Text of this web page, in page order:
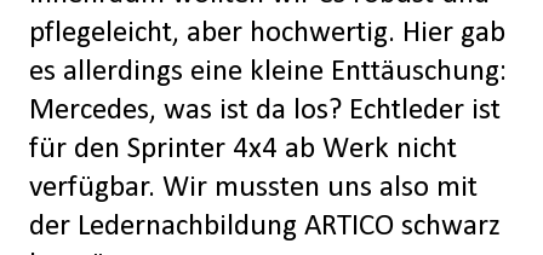
pflegeleicht, aber hochwertig. Hier gab
es allerdings eine kleine Enttäuschung:
Mercedes, was ist da los? Echtleder ist
für den Sprinter 4x4 ab Werk nicht
verfügbar. Wir mussten uns also mit
der Ledernachbildung ARTICO schwarz